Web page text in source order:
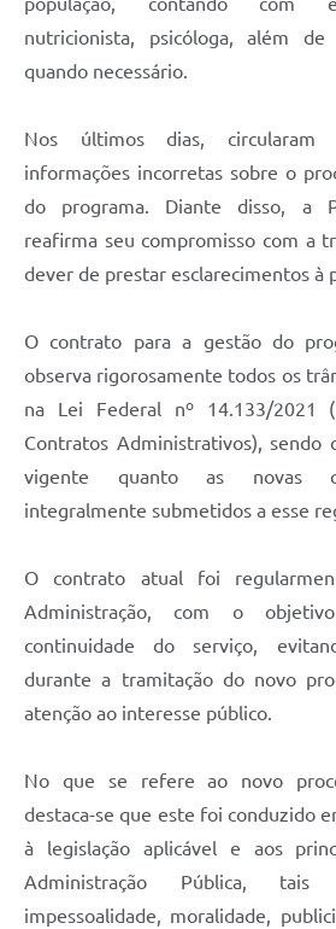
Covid -19 em Serro
Galeria de Vídeos
Contratos, Convênios e Publicações MROSC
Notícias
Contato
Listagem de Contribuintes Inscritos na
nutricionista, psicóloga, além de
quando necessário.
Nos últimos dias, circularam
informações incorretas sobre o
do programa. Diante disso, a
reafirma seu compromisso com a
dever de prestar esclarecimentos à
O contrato para a gestão do
observa rigorosamente todos os
na Lei Federal nº 14.133/2021
Contratos Administrativos),
vigente quanto as novas
integralmente submetidos a esse
O contrato atual foi
Administração, com o
continuidade do serviço,
durante a tramitação do novo
atenção ao interesse público.
No que se refere ao novo
destaca-se que este foi conduzido
à legislação aplicável e aos
Administração Pública, tais
impessoalidade, moralidade,